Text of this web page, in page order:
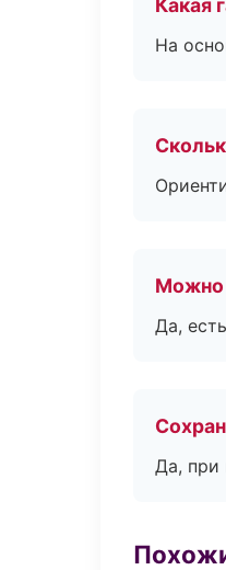
Какая
На
Можно
Да,
Да, при